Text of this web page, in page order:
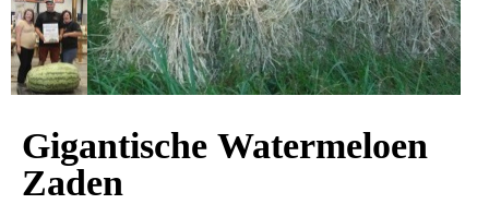
Gigantische Watermeloen
Zaden